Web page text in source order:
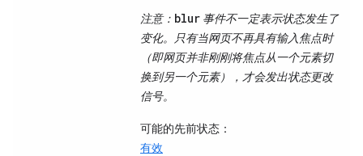
注意： blur 事件不一定表示状态发生了
变化。只有当网页不再具有输入焦点时
（即网页并非刚刚将焦点从一个元素切
换到另一个元素），才会发出状态更改
信号。
可能的先前状态 ：
有效